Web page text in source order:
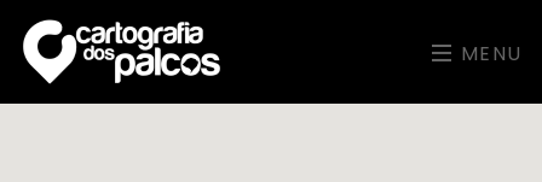
MENU